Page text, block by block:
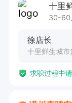
有意向请直
十里
30-60
徐店长
十里鲜生城
求职过程中